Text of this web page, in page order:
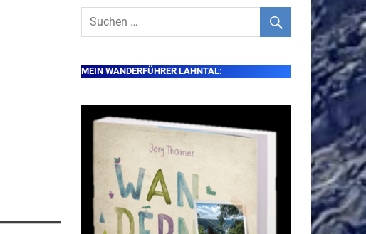
MEIN WANDERFÜHRER LAHNTAL: